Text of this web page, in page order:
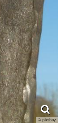
© pixabay